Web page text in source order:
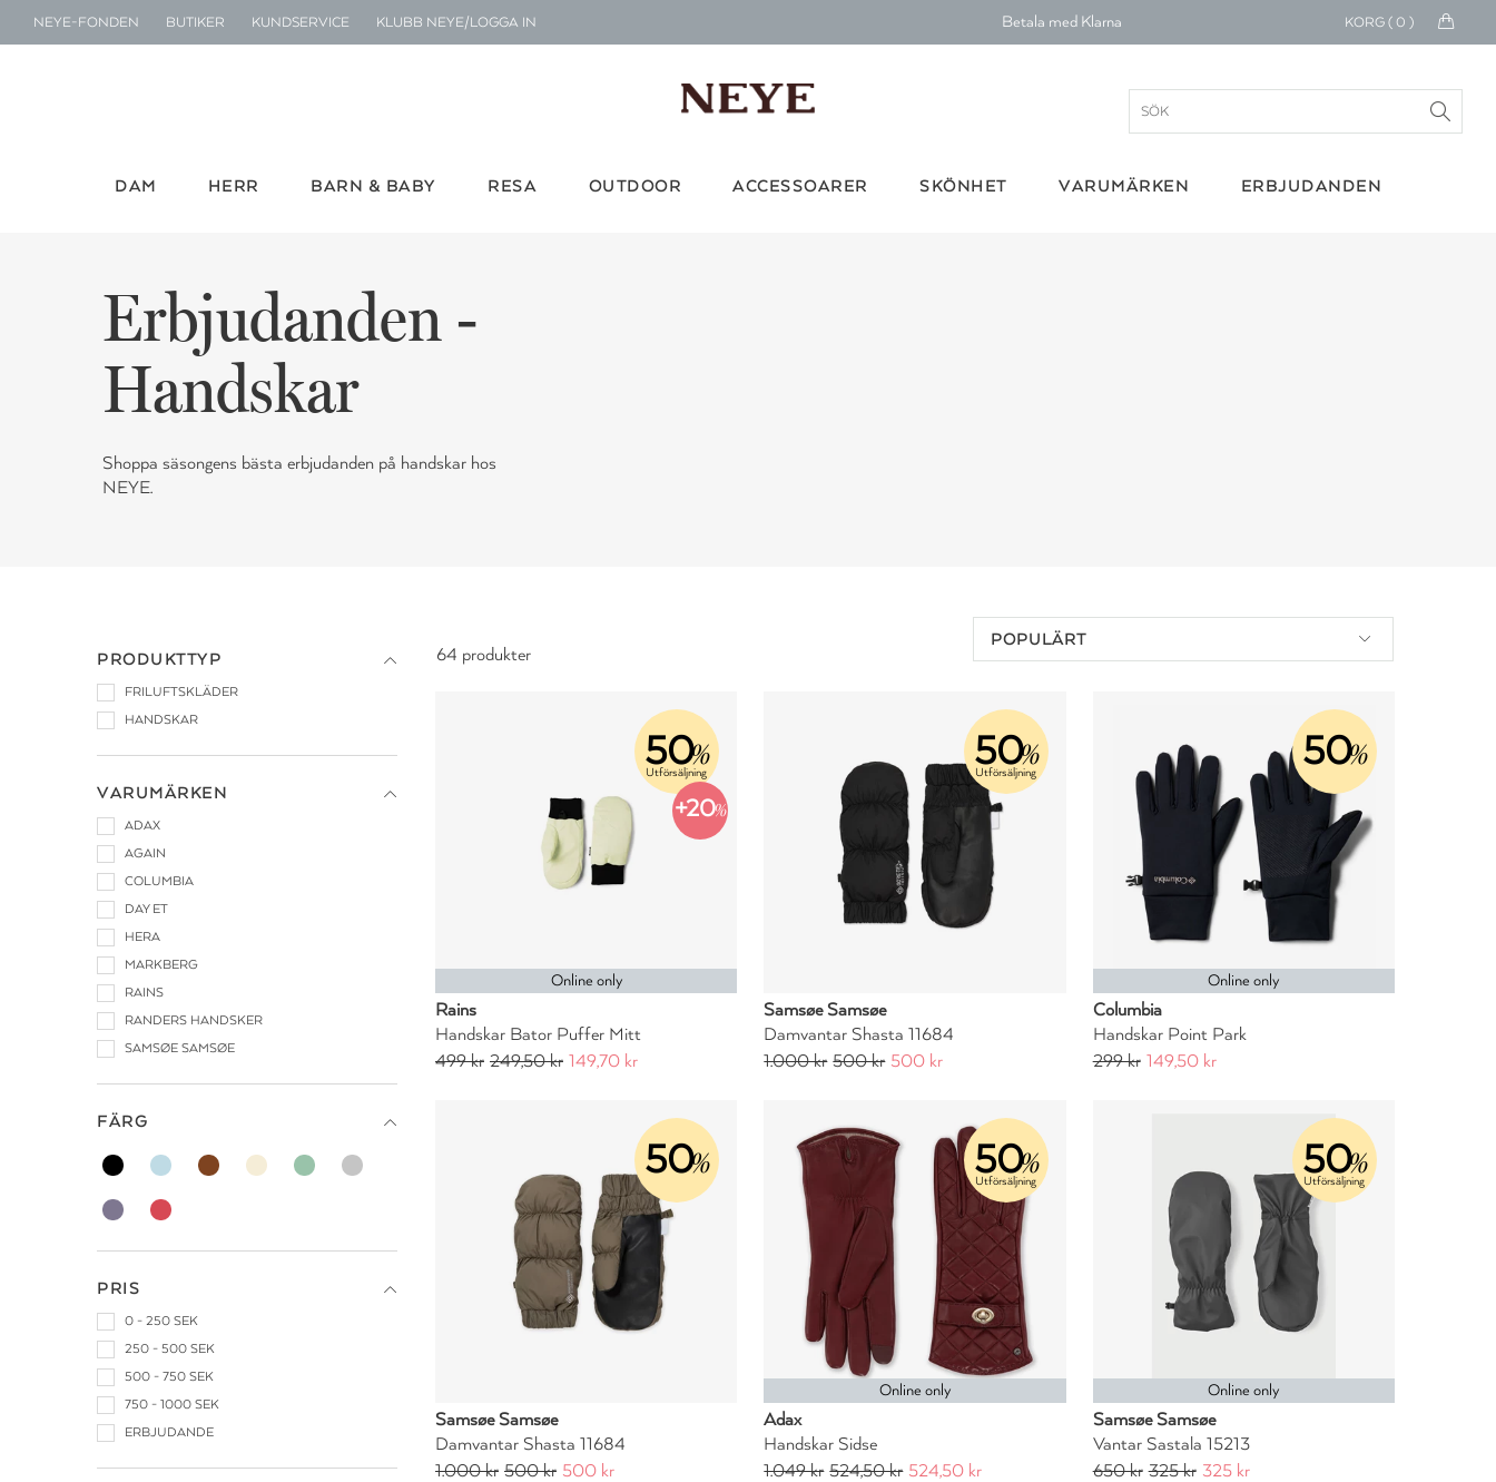
NEYE-FONDEN BUTIKER KUNDSERVICE KLUBB NEYE/LOGGA IN Betala med Klarna KORG ( 0 )
DAM HERR BARN & BABY RESA OUTDOOR ACCESSOARER SKÖNHET VARUMÄRKEN ERBJUDANDEN
Erbjudanden -
Handskar
Shoppa säsongens bästa erbjudanden på handskar hos
NEYE.
POPULÄRT
PRODUKTTYP
FRILUFTSKLÄDER
HANDSKAR
VARUMÄRKEN
ADAX
AGAIN
COLUMBIA
DAY ET
HERA
MARKBERG
RAINS
RANDERS HANDSKER
SAMSØE SAMSØE
FÄRG
PRIS
0 - 250 SEK
250 - 500 SEK
500 - 750 SEK
750 - 1000 SEK
ERBJUDANDE
64 produkter
50%
Utförsäljning
+20%
Online only
Rains
Handskar Bator Puffer Mitt
499 kr 249,50 kr 149,70 kr
50%
Utförsäljning
Samsøe Samsøe
Damvantar Shasta 11684
1.000 kr 500 kr 500 kr
50%
Online only
Columbia
Handskar Point Park
299 kr 149,50 kr
50%
Samsøe Samsøe
Damvantar Shasta 11684
1.000 kr 500 kr 500 kr
50%
Utförsäljning
Online only
Adax
Handskar Sidse
1.049 kr 524,50 kr 524,50 kr
50%
Utförsäljning
Online only
Samsøe Samsøe
Vantar Sastala 15213
650 kr 325 kr 325 kr